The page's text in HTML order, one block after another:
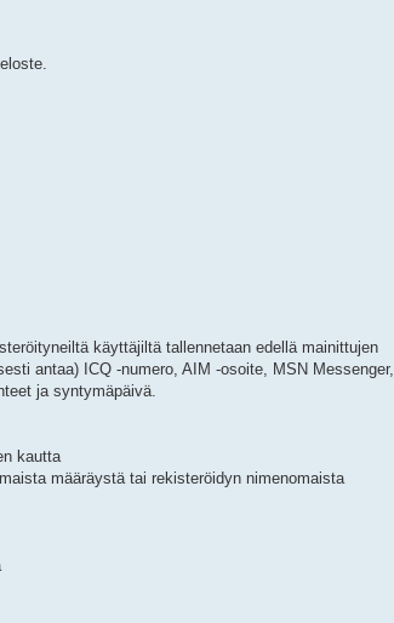
käyttäjiltä tallennetaan edellä mainittujen
antaa) ICQ -numero, AIM -osoite, MSN Messenger,
ja syntymäpäivä.
kautta
määräystä tai rekisteröidyn nimenomaista